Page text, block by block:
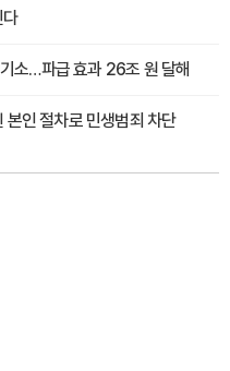
다
소…파급 효과 26조 원 달해
본인 절차로 민생범죄 차단